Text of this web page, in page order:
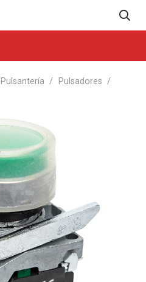
Pulsantería / Pulsadores /